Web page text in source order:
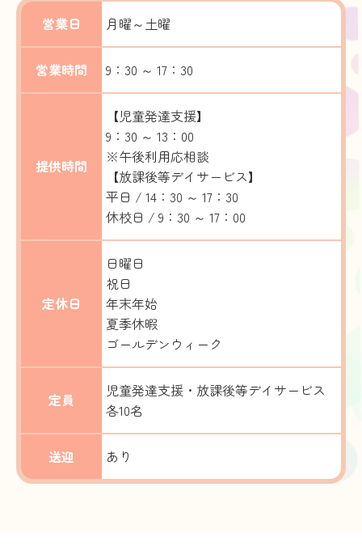
営業日 月曜～土曜
営業時間 9：30 ～ 17：30
提供時間
【児童発達支援】
9：30 ～ 13：00
※午後利用応相談
【放課後等デイサービス】
平日 / 14：30 ～ 17：30
休校日 / 9：30 ～ 17：00
定休日
日曜日
祝日
年末年始
夏季休暇
ゴールデンウィーク
定員
児童発達支援・放課後等デイサービス
各10名
送迎 あり